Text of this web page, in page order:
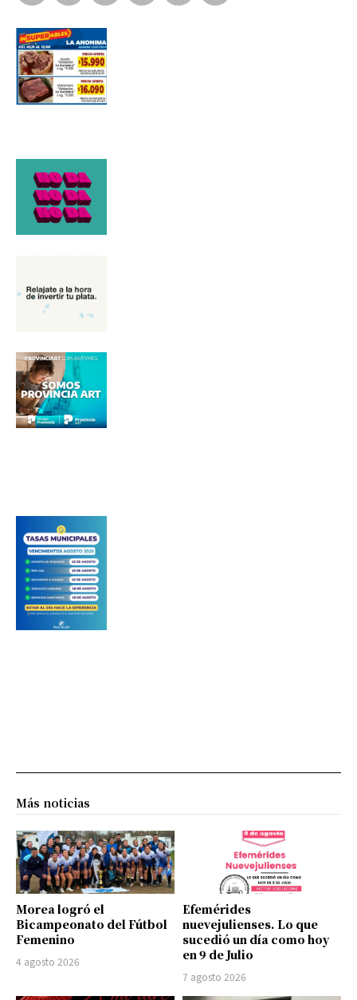
Dirección de correo electrónico
Nombre
Número de teléfono
Más noticias
Morea logró el
Bicampeonato del Fútbol
Femenino
4 agosto 2026
Efemérides
nuevejulienses. Lo que
sucedió un día como hoy
en 9 de Julio
7 agosto 2026